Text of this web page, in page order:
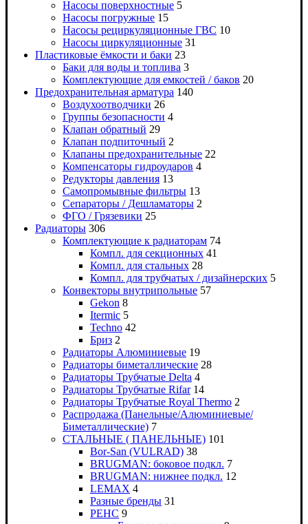
Насосы поверхностные 5
Насосы погружные 15
Насосы рециркуляционные ГВС 10
Насосы циркуляционные 31
Пластиковые ёмкости и баки 23
Баки для воды и топлива 3
Комплектующие для емкостей / баков 20
Предохранительная арматура 140
Воздухоотводчики 26
Группы безопасности 4
Клапан обратный 29
Клапан подпиточный 2
Клапаны предохранительные 22
Компенсаторы гидроударов 4
Редукторы давления 13
Самопромывные фильтры 13
Сепараторы / Дешламаторы 2
ФГО / Грязевики 25
Радиаторы 306
Комплектующие к радиаторам 74
Компл. для секционных 41
Компл. для стальных 28
Компл. для трубчатых / дизайнерских 5
Конвекторы внутрипольные 57
Gekon 8
Itermic 5
Techno 42
Бриз 2
Радиаторы Алюминиевые 19
Радиаторы биметаллические 28
Радиаторы Трубчатые Delta 4
Радиаторы Трубчатые Rifar 14
Радиаторы Трубчатые Royal Thermo 2
Распродажа (Панельные/Алюминиевые/
Биметаллические) 7
СТАЛЬНЫЕ ( ПАНЕЛЬНЫЕ) 101
Bor-San (VULRAD) 38
BRUGMAN: боковое подкл. 7
BRUGMAN: нижнее подкл. 12
LEMAX 4
Разные бренды 31
РЕНС 9